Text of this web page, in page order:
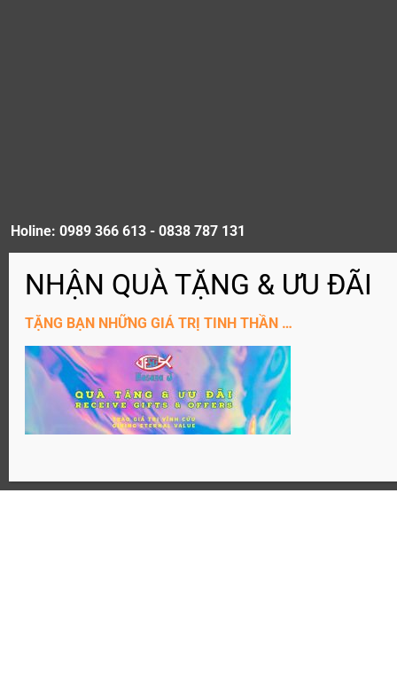
Holine: 0989 366 613 - 0838 787 131
ĐĂNG KÝ KÊNH YouTube
TẶNG BẠN NHỮNG GIÁ TRỊ TINH THẦN …